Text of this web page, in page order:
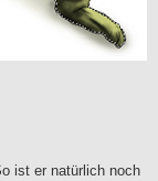
ist er natürlich noch